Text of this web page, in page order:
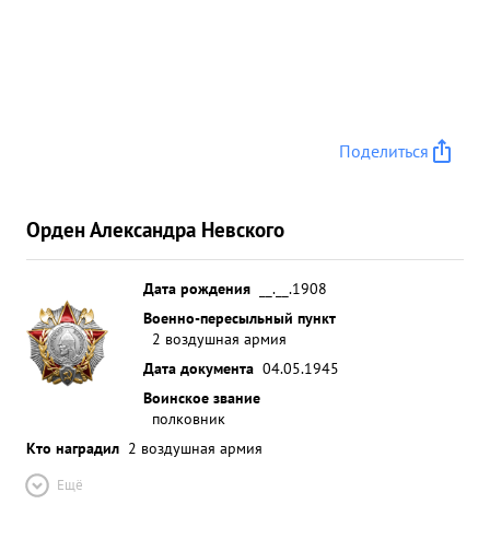
Поделиться
Орден Александра Невского
Дата рождения
__.__.1908
Военно-пересыльный пункт
2 воздушная армия
Дата документа 04.05.1945
Воинское звание
полковник
Кто наградил 2 воздушная армия
Ещё